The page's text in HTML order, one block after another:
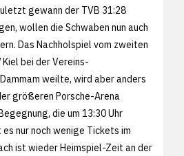
gewann der TVB 31:28
wollen die Schwaben nun auch
Das Nachholspiel vom zweiten
bei der Vereins-
weilte, wird aber anders
größeren Porsche-Arena
die um 13:30 Uhr
nur noch wenige Tickets im
ist wieder Heimspiel-Zeit an der